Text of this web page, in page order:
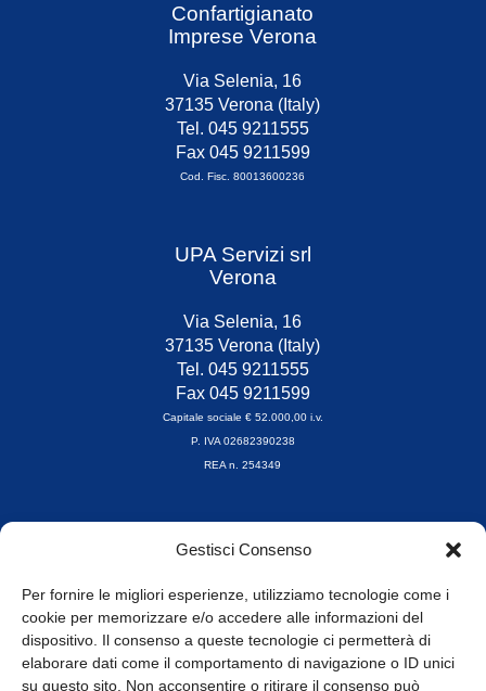
Gestisci Consenso
Per fornire le migliori esperienze, utilizziamo tecnologie come i
cookie per memorizzare e/o accedere alle informazioni del
dispositivo. Il consenso a queste tecnologie ci permetterà di
elaborare dati come il comportamento di navigazione o ID unici
su questo sito. Non acconsentire o ritirare il consenso può
Confartigianato
Imprese Verona
Via Selenia, 16
37135 Verona (Italy)
Tel. 045 9211555
Fax 045 9211599
Cod. Fisc. 80013600236
UPA Servizi srl
Verona
Via Selenia, 16
37135 Verona (Italy)
Tel. 045 9211555
Fax 045 9211599
Capitale sociale € 52.000,00 i.v.
P. IVA 02682390238
REA n. 254349
Orari di apertura
8.30-13.00 / 14.00-17.30
Whistleblowing